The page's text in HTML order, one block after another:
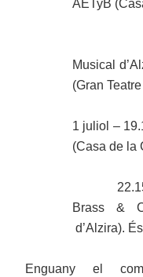
AETyB
22.15
Musical
(Gran
1 juliol –
(Casa de la
22.15 h
Brass &
d’Alzira).
Enguany el